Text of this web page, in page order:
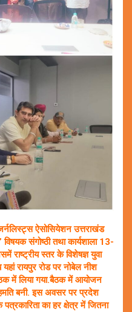
ऐसोसियेशन उत्तराखंड
विषयक संगोष्ठी तथा कार्यशाला 13-
राष्ट्रीय स्तर के विशेषज्ञ युवा
यहां रायपुर रोड पर नोबेल नीश
में लिया गया.बैठक में आयोजन
बनी. इस अवसर पर प्रदेश
का हर क्षेत्र में जितना